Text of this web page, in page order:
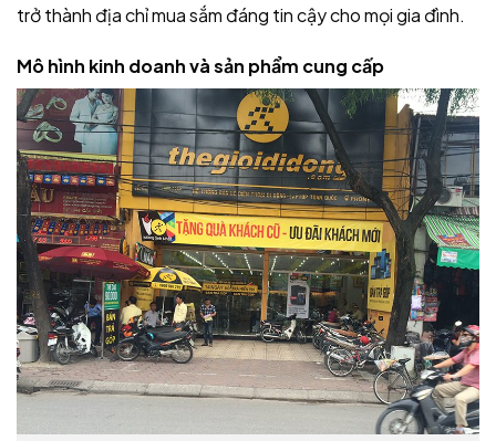
trở thành địa chỉ mua sắm đáng tin cậy cho mọi gia đình.
Mô hình kinh doanh và sản phẩm cung cấp